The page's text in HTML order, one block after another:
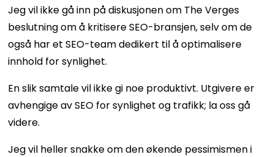
Jeg vil ikke gå inn på diskusjonen om The Verges
beslutning om å kritisere SEO-bransjen, selv om de
også har et SEO-team dedikert til å optimalisere
innhold for synlighet.
En slik samtale vil ikke gi noe produktivt. Utgivere er
avhengige av SEO for synlighet og trafikk; la oss gå
videre.
Jeg vil heller snakke om den økende pessimismen i